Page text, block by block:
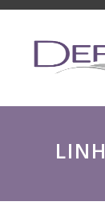
LINH